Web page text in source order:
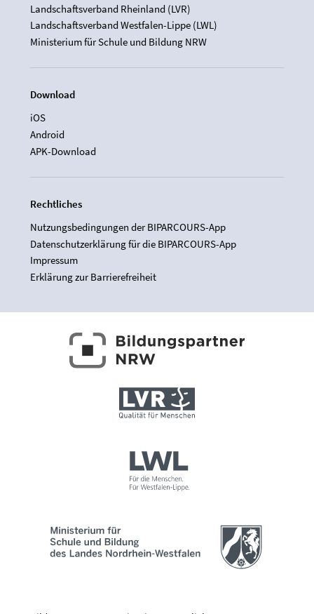
Landschaftsverband Rheinland (LVR)
Landschaftsverband Westfalen-Lippe (LWL)
Ministerium für Schule und Bildung NRW
Download
iOS
Android
APK-Download
Rechtliches
Nutzungsbedingungen der BIPARCOURS-App
Datenschutzerklärung für die BIPARCOURS-App
Impressum
Erklärung zur Barrierefreiheit